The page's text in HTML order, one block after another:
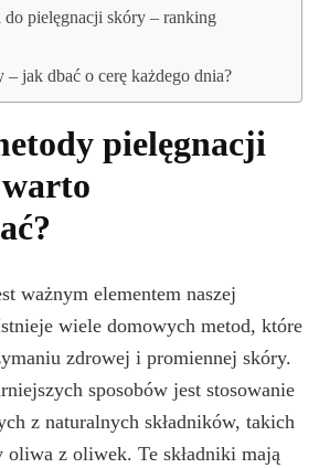
do pielęgnacji skóry – ranking
– jak dbać o cerę każdego dnia?
pielęgnacji
ważnym elementem naszej
wiele domowych metod, które
zdrowej i promiennej skóry.
sposobów jest stosowanie
z naturalnych składników, takich
z oliwek. Te składniki mają